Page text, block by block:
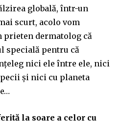
globală, într-un
scurt, acolo vom
prieten dermatolog că
specială pentru că
nici ele între ele, nici
și nici cu planeta
la soare a celor cu